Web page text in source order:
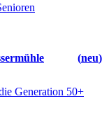
neu
Generation 50+